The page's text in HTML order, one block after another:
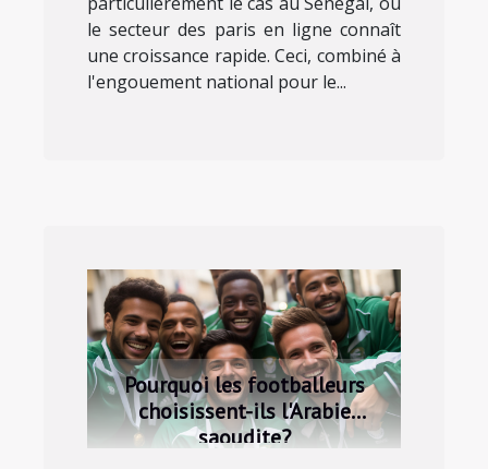
le secteur des paris en ligne connaît
une croissance rapide. Ceci, combiné à
l'engouement national pour le...
Pourquoi les footballeurs
choisissent-ils l'Arabie
saoudite?